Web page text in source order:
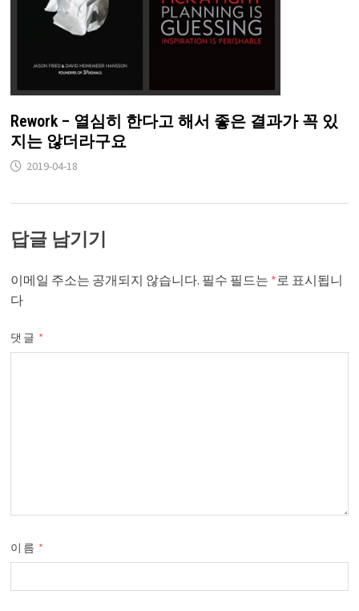
Rework – 열심히 한다고 해서 좋은 결과가 꼭 있
지는 않더라구요
2019-04-18
답글 남기기
이메일 주소는 공개되지 않습니다. 필수 필드는 *로 표시됩니
다
댓글 *
이름 *